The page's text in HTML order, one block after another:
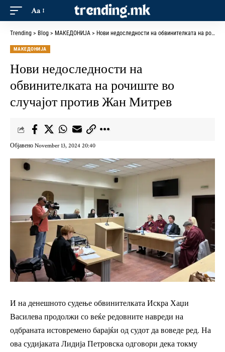
Aa
Trending > Blog > МАКЕДОНИЈА > Нови недоследности на обвинителката на рочиште во случајот против Жан Митрев
МАКЕДОНИЈА
Нови недоследности на
обвинителката на рочиште во
случајот против Жан Митрев
Објавено November 13, 2024 20:40
И на денешното судење обвинителката Искра Хаџи
Василева продолжи со веќе редовните навреди на
одбраната истовремено барајќи од судот да воведе ред. На
ова судијаката Лидија Петровска одговори дека токму